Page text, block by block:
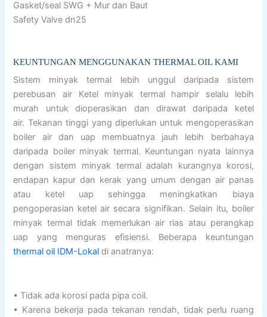
Gasket/seal SWG + Mur dan Baut
Safety Valve dn25
KEUNTUNGAN MENGGUNAKAN THERMAL OIL KAMI
Sistem minyak termal lebih unggul daripada sistem
perebusan air Ketel minyak termal hampir selalu lebih
murah untuk dioperasikan dan dirawat daripada ketel
air. Tekanan tinggi yang diperlukan untuk mengoperasikan
boiler air dan uap membuatnya jauh lebih berbahaya
daripada boiler minyak termal. Keuntungan nyata lainnya
dengan sistem minyak termal adalah kurangnya korosi,
endapan kapur dan kerak yang umum dengan air panas
atau ketel uap sehingga meningkatkan biaya
pengoperasian ketel air secara signifikan. Selain itu, boiler
minyak termal tidak memerlukan air rias atau perangkap
uap yang menguras efisiensi. Beberapa keuntungan
thermal oil IDM-Lokal di anatranya:
• Tidak ada korosi pada pipa coil.
• Karena bekerja pada tekanan rendah, tidak perlu ruang